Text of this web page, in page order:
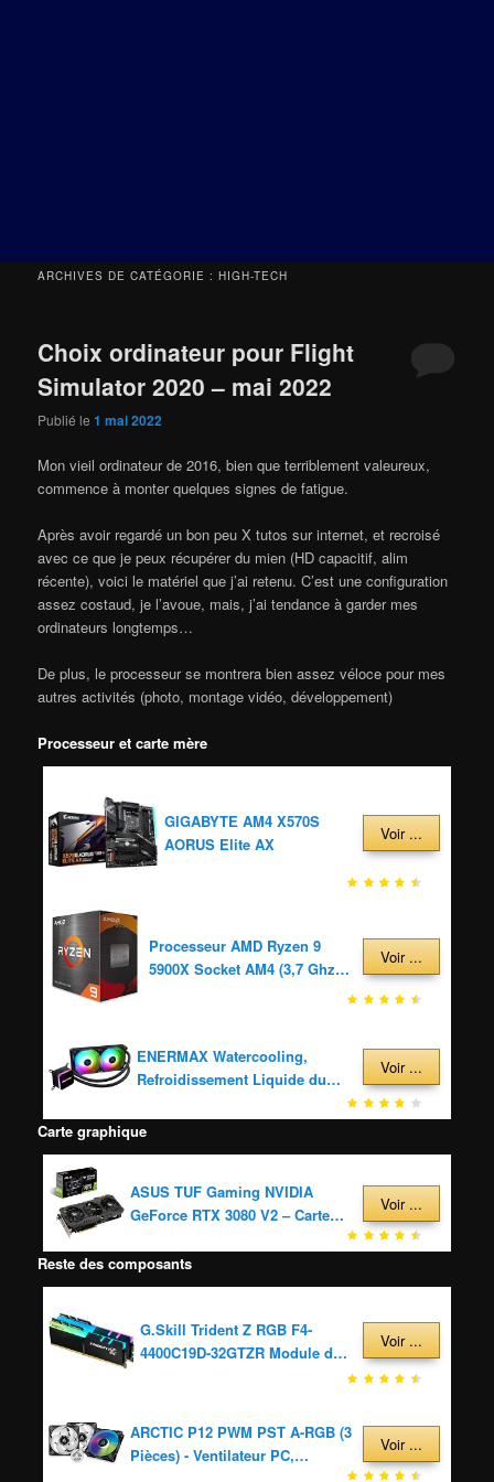
ARCHIVES DE CATÉGORIE :HIGH-TECH
Choix ordinateur pour Flight
Simulator 2020 – mai 2022
Publié le1 mai 2022
Mon vieil ordinateur de 2016, bien que terriblement valeureux,
commence à monter quelques signes de fatigue.
Après avoir regardé un bon peu X tutos sur internet, et recroisé
avec ce que je peux récupérer du mien (HD capacitif, alim
récente), voici le matériel que j’ai retenu. C’est une configuration
assez costaud, je l’avoue, mais, j’ai tendance à garder mes
ordinateurs longtemps…
De plus, le processeur se montrera bien assez véloce pour mes
autres activités (photo, montage vidéo, développement)
Processeur et carte mère
GIGABYTE AM4 X570S
AORUS Elite AX
Voir ...
Processeur AMD Ryzen 9
5900X Socket AM4 (3,7 Ghz)
Voir ...
ENERMAX Watercooling,
Refroidissement Liquide du
Processeur AIO LIQMAX III 240
ARGB NOIR - 2 ventilateurs
Voir ...
Carte graphique
ASUS TUF Gaming NVIDIA
GeForce RTX 3080 V2 – Carte
10GB GDDR6X, LHR, HDMI 2.1,
DisplayPort 1.4a, Double
Militaire, GPU Tweak II)
Voir ...
Reste des composants
G.Skill Trident Z RGB F4-
4400C19D-32GTZR Module de
Voir ...
ARCTIC P12 PWM PST A-RGB (3
Pièces) - Ventilateur PC,
Voir ...